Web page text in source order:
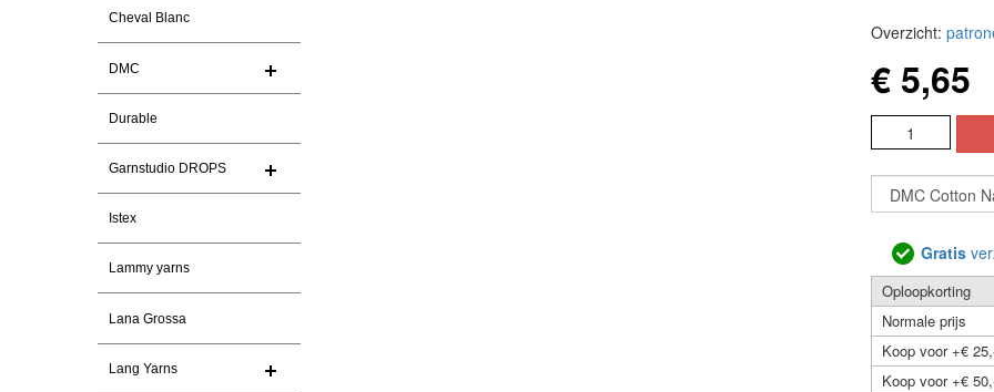
Cheval Blanc
DMC
Durable
Garnstudio DROPS
Istex
Lammy yarns
Lana Grossa
Lang Yarns
Overzicht:
€ 5,65
Gratis
Oploopkorting
Normale prijs
Koop voor +€
Koop voor +€